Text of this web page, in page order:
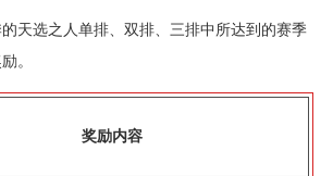
天选之人单排、双排、三排中所达到的赛季
。
奖励内容